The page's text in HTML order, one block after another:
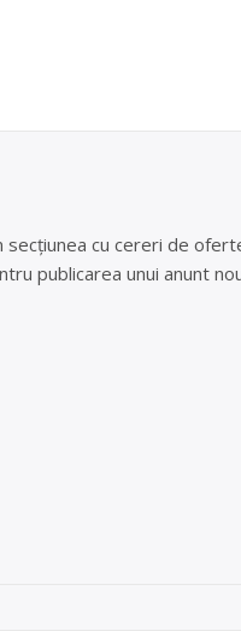
cu cereri de
publicarea unui anunt